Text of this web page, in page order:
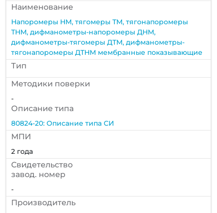
Наименование
Напоромеры НМ, тягомеры ТМ, тягонапоромеры
ТНМ, дифманометры-напоромеры ДНМ,
дифманометры-тягомеры ДТМ, дифманометры-
тягонапоромеры ДТНМ мембранные показывающие
Тип
Методики поверки
-
Описание типа
80824-20: Описание типа СИ
МПИ
2 года
Cвидетельство
завод. номер
-
Производитель